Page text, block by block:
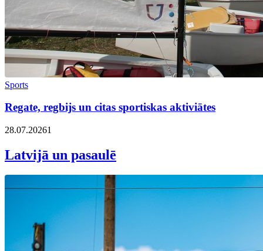
Sports
Regate, regbijs un citas sportiskas aktiviātes
28.07.20261
Latvijā un pasaulē